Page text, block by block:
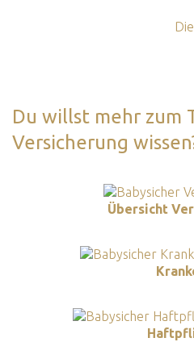
Du willst mehr zum
Versicherung
Übersicht